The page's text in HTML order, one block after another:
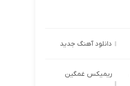
دانلود آهنگ جدید
ریمیکس غمگین